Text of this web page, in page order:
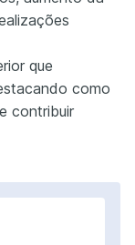
que
como
contribuir